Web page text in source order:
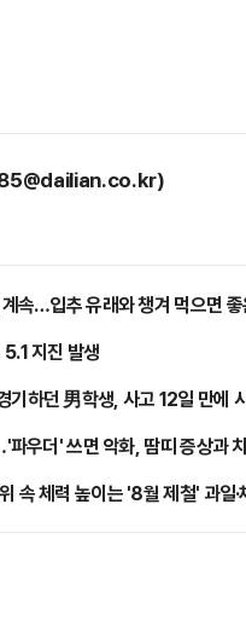
속…입추 유래와 챙겨 먹으면
지진 발생
기하던 男학생, 사고 12일 만에
우더' 쓰면 악화, 땀띠 증상과
속 체력 높이는 '8월 제철' 과일·